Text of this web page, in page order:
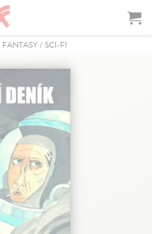
FANTASY / SCI-FI